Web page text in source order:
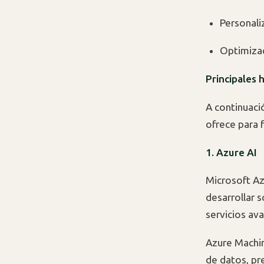
Principales
A
ofrece para
1. Azure AI
Microsoft
desarrollar
servicios
Azure
de datos,